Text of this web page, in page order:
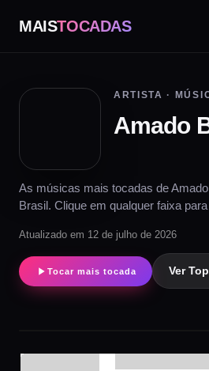
MAISTOCADAS
ARTISTA ·
Amado
As músicas mais tocadas de
Brasil. Clique em qualquer faixa
Atualizado em 12 de julho de 2026
Tocar mais tocada Ver